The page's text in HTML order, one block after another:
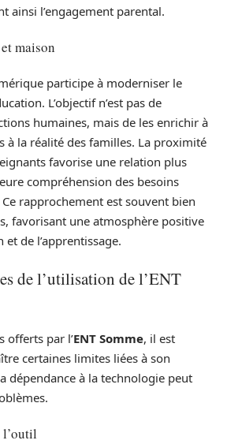
ainsi l’engagement parental.
maison
participe à moderniser le
L’objectif n’est pas de
humaines, mais de les enrichir à
à la réalité des familles. La proximité
favorise une relation plus
compréhension des besoins
Ce rapprochement est souvent bien
favorisant une atmosphère positive
et de l’apprentissage.
de l’utilisation de l’ENT
offerts par l’ENT Somme, il est
certaines limites liées à son
dépendance à la technologie peut
l’outil